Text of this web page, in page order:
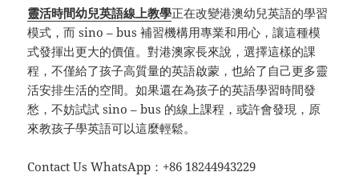
靈活時間幼兒英語線上教學正在改變港澳幼兒英語的學習
模式，而 sino – bus 補習機構用專業和用心，讓這種模
式發揮出更大的價值。對港澳家長來說，選擇這樣的課
程，不僅給了孩子高質量的英語啟蒙，也給了自己更多靈
活安排生活的空間。如果還在為孩子的英語學習時間發
愁，不妨試試 sino – bus 的線上課程，或許會發現，原
來教孩子學英語可以這麼輕鬆。
Contact Us WhatsApp：+86 18244943229